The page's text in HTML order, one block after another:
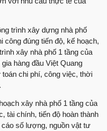
trình xây dựng nhà phố
công đúng tiến độ, kế hoạch,
xây nhà phố 1 tầng của
hàng đầu Việt Quang
chi phí, công việc, thời
xây nhà phố 1 tầng của
tài chính, tiến độ hoàn thành
số lượng, nguồn vật tư